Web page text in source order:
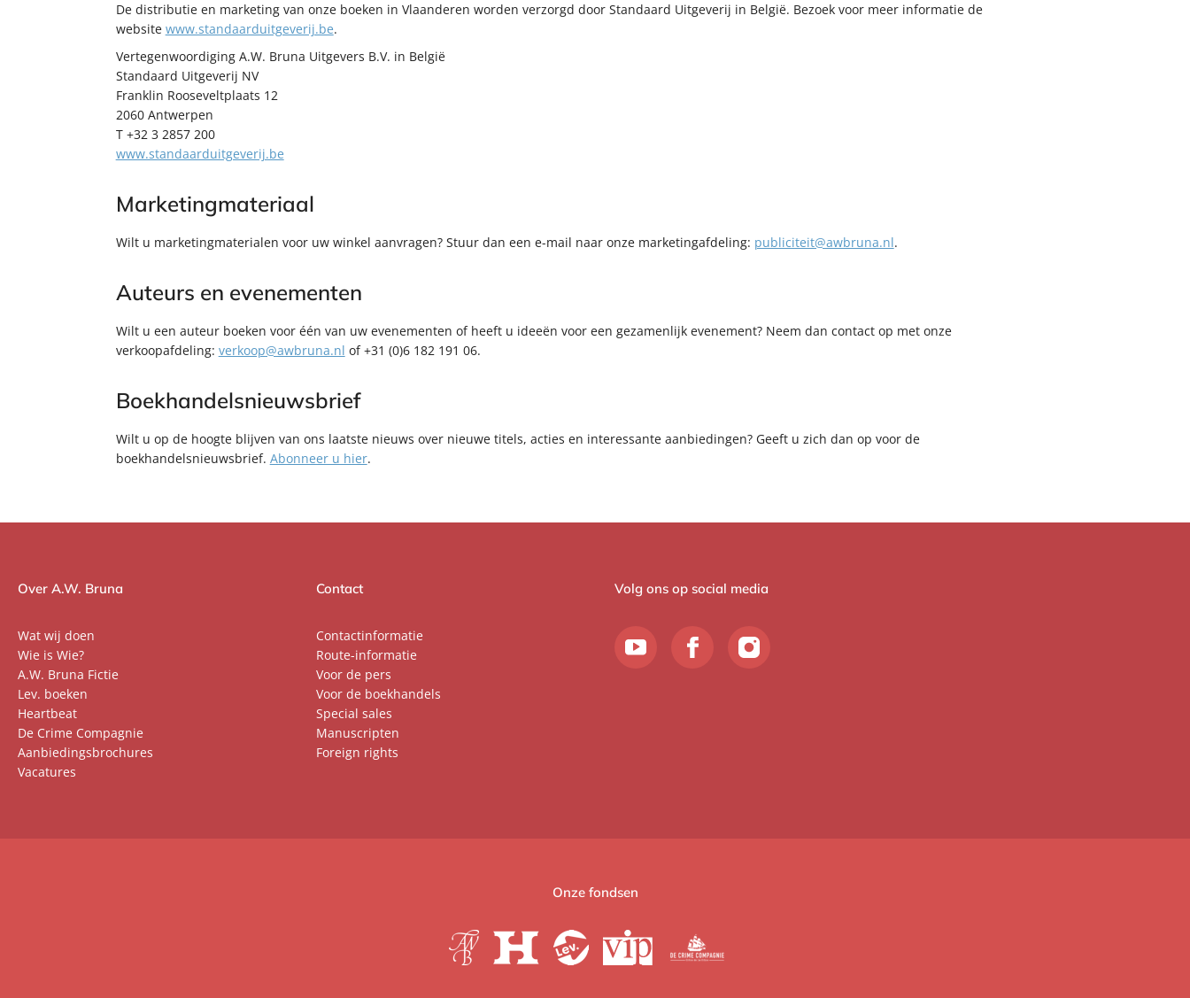
De distributie en marketing van onze boeken in Vlaanderen worden verzorgd door Standaard Uitgeverij in België. Bezoek voor meer informatie de
website www.standaarduitgeverij.be.
Vertegenwoordiging A.W. Bruna Uitgevers B.V. in België
Standaard Uitgeverij NV
Franklin Rooseveltplaats 12
2060 Antwerpen
T +32 3 2857 200
www.standaarduitgeverij.be
Marketingmateriaal
Wilt u marketingmaterialen voor uw winkel aanvragen? Stuur dan een e-mail naar onze marketingafdeling: publiciteit@awbruna.nl.
Auteurs en evenementen
Wilt u een auteur boeken voor één van uw evenementen of heeft u ideeën voor een gezamenlijk evenement? Neem dan contact op met onze
verkoopafdeling: verkoop@awbruna.nl of +31 (0)6 182 191 06.
Boekhandelsnieuwsbrief
Wilt u op de hoogte blijven van ons laatste nieuws over nieuwe titels, acties en interessante aanbiedingen? Geeft u zich dan op voor de
boekhandelsnieuwsbrief. Abonneer u hier.
Over A.W. Bruna
Wat wij doen
Wie is Wie?
A.W. Bruna Fictie
Lev. boeken
Heartbeat
De Crime Compagnie
Aanbiedingsbrochures
Vacatures
Contact
Contactinformatie
Route-informatie
Voor de pers
Voor de boekhandels
Special sales
Manuscripten
Foreign rights
Volg ons op social media
Onze fondsen